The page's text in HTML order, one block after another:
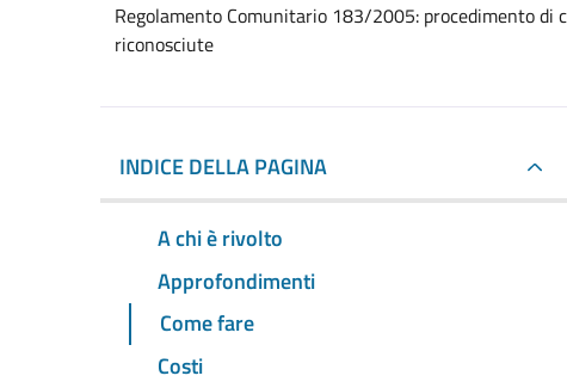
Regolamento Comunitario 183/2005: procedimento di
riconosciute
INDICE DELLA PAGINA
A chi è rivolto
Approfondimenti
Come fare
Costi